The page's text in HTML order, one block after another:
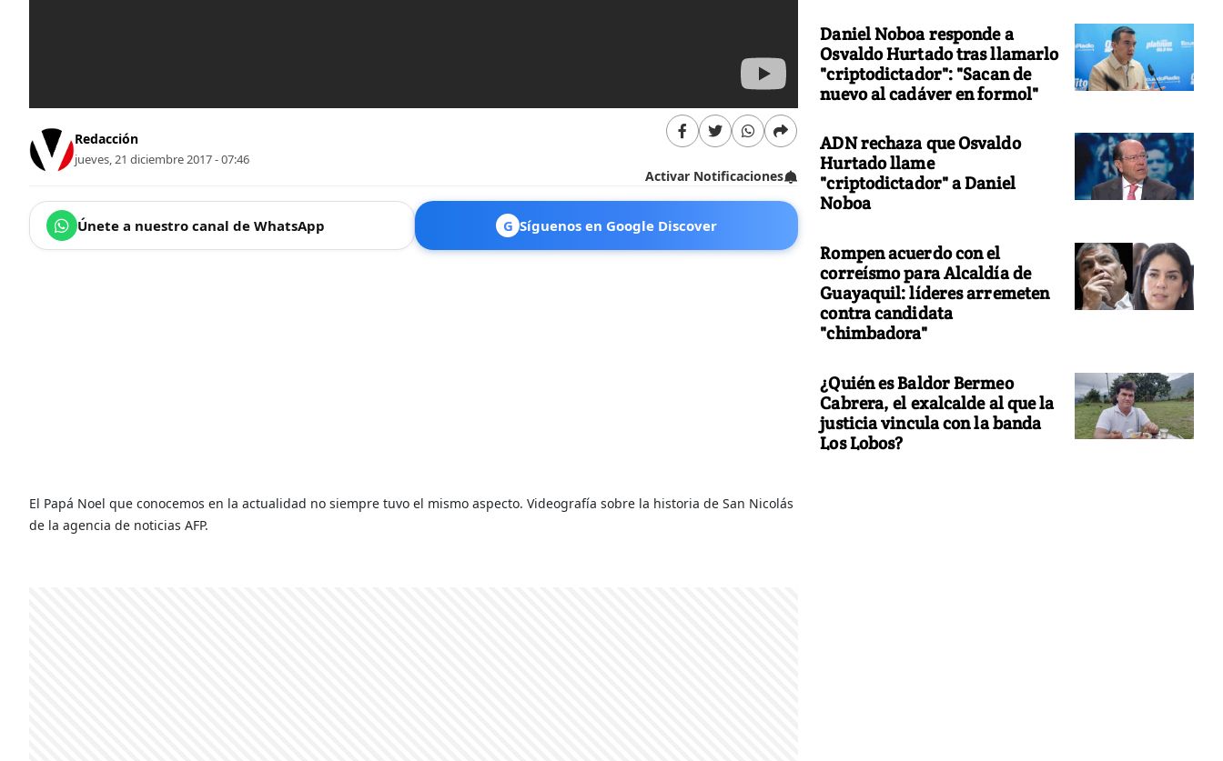
Redacción
jueves, 21 diciembre 2017 - 07:46
Activar Notificaciones
Únete a nuestro canal de WhatsApp G Síguenos en Google Discover
El Papá Noel que conocemos en la actualidad no siempre tuvo el mismo aspecto. Videografía sobre la historia de San Nicolás
de la agencia de noticias AFP.
Daniel Noboa responde a
Osvaldo Hurtado tras llamarlo
"criptodictador": "Sacan de
nuevo al cadáver en formol"
ADN rechaza que Osvaldo
Hurtado llame
"criptodictador" a Daniel
Noboa
Rompen acuerdo con el
correísmo para Alcaldía de
Guayaquil: líderes arremeten
contra candidata
"chimbadora"
¿Quién es Baldor Bermeo
Cabrera, el exalcalde al que la
justicia vincula con la banda
Los Lobos?